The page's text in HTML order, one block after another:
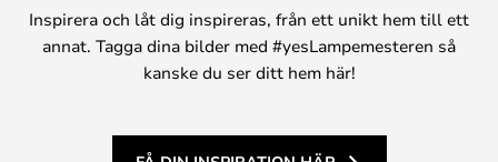
Inspirera och låt dig inspireras, från ett unikt hem till ett
annat. Tagga dina bilder med #yesLampemesteren så
kanske du ser ditt hem här!